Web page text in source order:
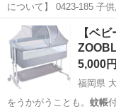
について】 0423-185 子供
静岡 静岡市 子供
【ベ
5,000円
福岡県
をうかがうことも。 蚊帳